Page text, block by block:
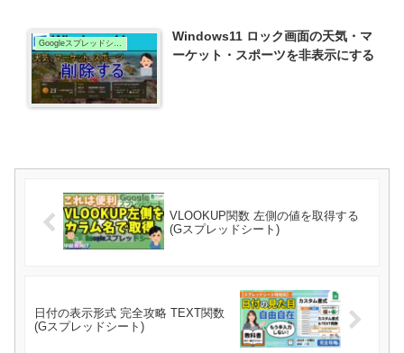
Googleスプレッドシート
Windows11 ロック画面の天気・マ
ーケット・スポーツを非表示にする
VLOOKUP関数 左側の値を取得する
(Gスプレッドシート)
日付の表示形式 完全攻略 TEXT関数
(Gスプレッドシート)